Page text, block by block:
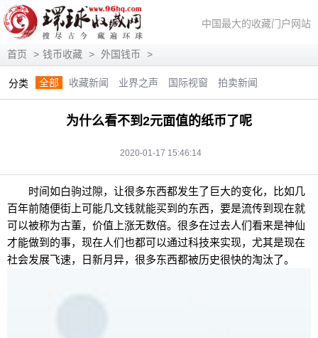
中国最大的收藏门户网站
首页 > 钱币收藏 > 外国钱币 >
分类 全部 收藏新闻 业界之声 国际视窗
拍卖新闻
展会信息
艺术投资 人物访谈 评论观察
视频访谈
藏趣逸闻
艺术评论 快讯 滚动 动态
为什么看不到2元面值的纸币了呢
2020-01-17 15:46:14
时间如白驹过隙，让很多东西都发生了巨大的变化，比如几
百年前随便街上可能几文钱就能买到的东西，要是流传到现在就
可以被称为古董，价值上涨无数倍。很多在过去人们看来是神仙
才能做到的事，现在人们也都可以通过科技来实现，尤其是现在
社会发展飞速，日新月异，很多东西都被历史很快的淘汰了。